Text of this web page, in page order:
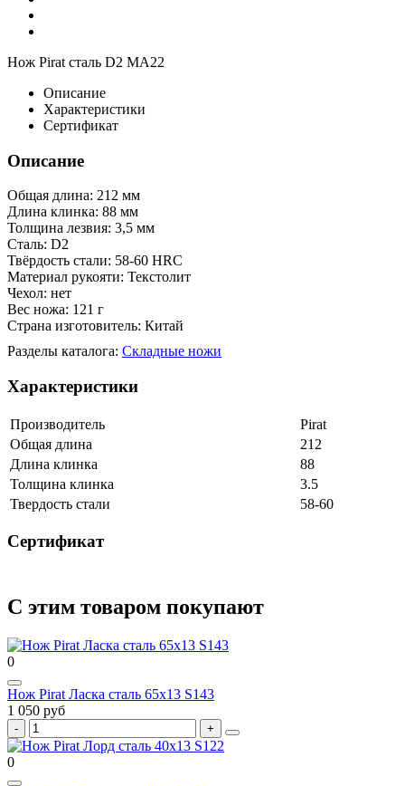
Нож Pirat сталь D2 MA22
Описание
Характеристики
Сертификат
Описание
Общая длина: 212 мм
Длина клинка: 88 мм
Толщина лезвия: 3,5 мм
Сталь: D2
Твёрдость стали: 58-60 HRC
Материал рукояти: Текстолит
Чехол: нет
Вес ножа: 121 г
Страна изготовитель: Китай
Разделы каталога: Складные ножи
Характеристики
Производитель
Pirat
Общая длина
212
Длина клинка
88
Толщина клинка
3.5
Твердость стали
58-60
Сертификат
С этим товаром покупают
0
Нож Pirat Ласка сталь 65х13 S143
1 050 руб
0